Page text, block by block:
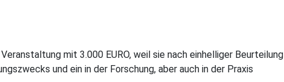
mit 3.000 EURO, weil sie nach einhelliger Beurteilung
und ein in der Forschung, aber auch in der Praxis